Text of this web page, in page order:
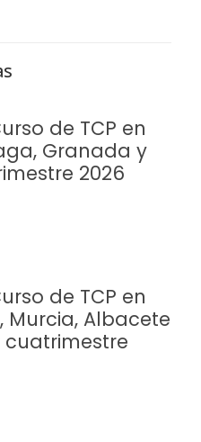
de TCP en
Granada y
2026
de TCP en
Murcia, Albacete
cuatrimestre